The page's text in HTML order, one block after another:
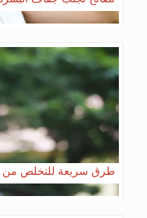
طرق سريعة للتخلص من